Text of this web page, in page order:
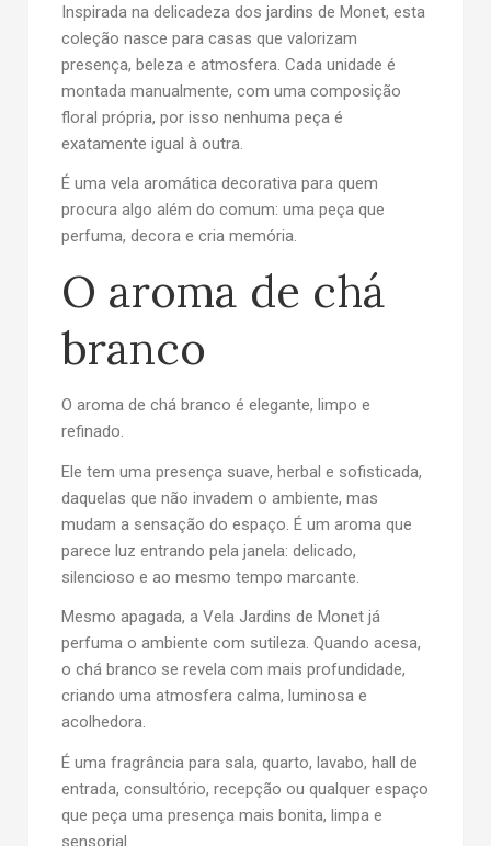
Inspirada na delicadeza dos jardins de Monet, esta
coleção nasce para casas que valorizam
presença, beleza e atmosfera. Cada unidade é
montada manualmente, com uma composição
floral própria, por isso nenhuma peça é
exatamente igual à outra.
É uma vela aromática decorativa para quem
procura algo além do comum: uma peça que
perfuma, decora e cria memória.
O aroma de chá
branco
O aroma de chá branco é elegante, limpo e
refinado.
Ele tem uma presença suave, herbal e sofisticada,
daquelas que não invadem o ambiente, mas
mudam a sensação do espaço. É um aroma que
parece luz entrando pela janela: delicado,
silencioso e ao mesmo tempo marcante.
Mesmo apagada, a Vela Jardins de Monet já
perfuma o ambiente com sutileza. Quando acesa,
o chá branco se revela com mais profundidade,
criando uma atmosfera calma, luminosa e
acolhedora.
É uma fragrância para sala, quarto, lavabo, hall de
entrada, consultório, recepção ou qualquer espaço
que peça uma presença mais bonita, limpa e
sensorial.